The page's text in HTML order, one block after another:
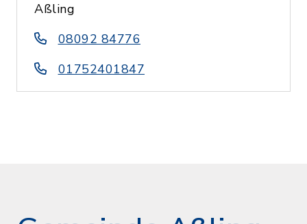
Aßling
08092 84776
01752401847